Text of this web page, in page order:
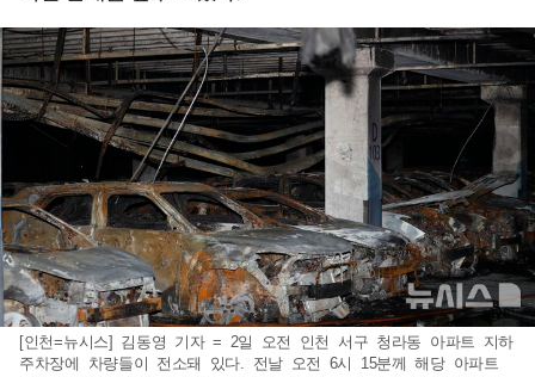
[인천=뉴시스] 김동영 기자 = 2일 오전 인천 서구 청라동 아파트 지하
주차장에 차량들이 전소돼 있다. 전날 오전 6시 15분께 해당 아파트